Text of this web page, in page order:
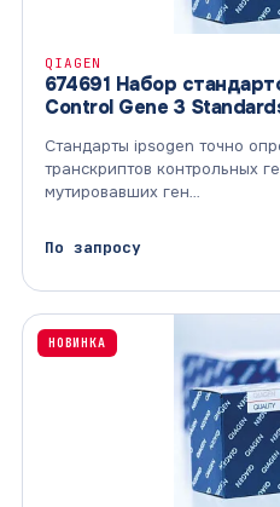
QIAGEN
674691 Набор
Control Gene 3
Стандарты ipsogen точно
транскриптов контрольных
мутировавших ген…
По запросу
НОВИНКА